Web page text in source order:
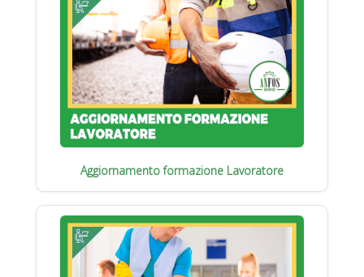
Aggiornamento formazione Lavoratore